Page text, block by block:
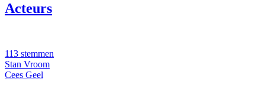
Acteurs
113 stemmen
Stan Vroom
Cees Geel